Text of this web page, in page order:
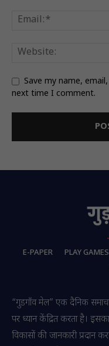
Save my name,
next time I comment.
E-PAPER PLAY GAMES
“गुडगाँव मेल” एक दैनिक
पर ध्यान केंद्रित करता है।
विकासों की जानकारी प्रदान